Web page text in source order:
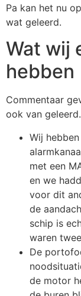
Pa kan het nu
wat geleerd.
Wat wij
hebben
Commentaar
ook van geleerd.
Wij
met een
en we
voor dit
de
schip is
waren
De
de motor